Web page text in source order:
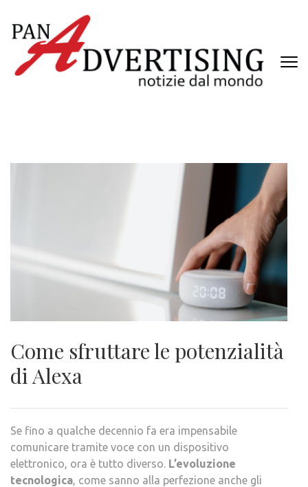
contenuto
(premi
invio)
Come sfruttare le potenzialità
di Alexa
Se fino a qualche decennio fa era impensabile
comunicare tramite voce con un dispositivo
elettronico, ora è tutto diverso. L’evoluzione
tecnologica, come sanno alla perfezione anche gli